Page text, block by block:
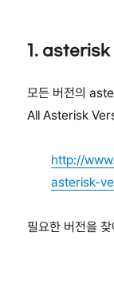
1. asterisk
모든 버전의
All Asterisk
http://
asterisk-
필요한 버전을